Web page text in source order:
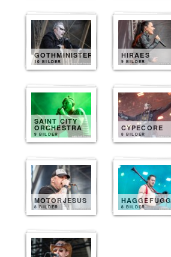
GOTHMINISTER
10 BILDER
HIRAES
9 BILDER
SAINT CITY
ORCHESTRA
9 BILDER
CYPECORE
8 BILDER
MOTORJESUS
8 BILDER
HAGGEFUGG
8 BILDER